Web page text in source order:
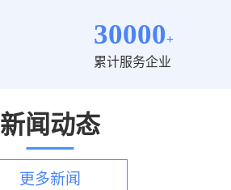
30000+
累计服务企业
新闻动态
更多新闻